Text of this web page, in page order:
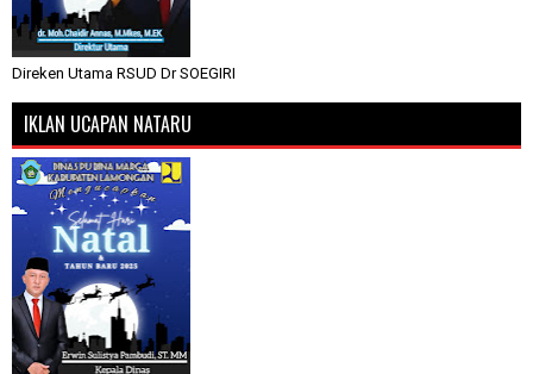
Direken Utama RSUD Dr SOEGIRI
IKLAN UCAPAN NATARU